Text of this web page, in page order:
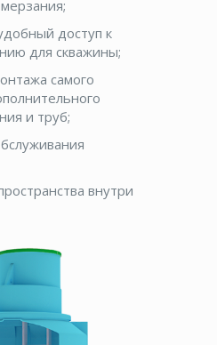
доступ к
для скважины;
самого
и труб;
внутри